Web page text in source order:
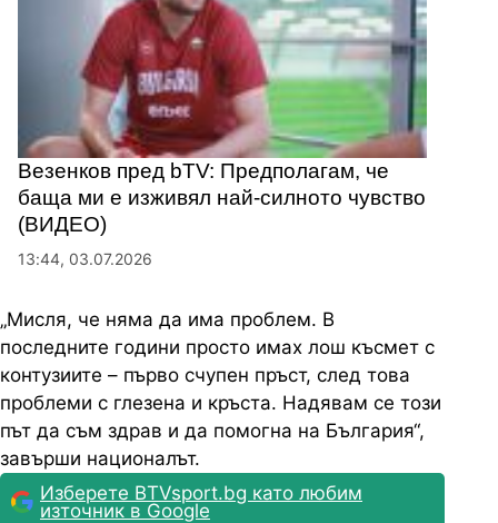
Везенков пред bTV: Предполагам, че
баща ми е изживял най-силното чувство
(ВИДЕО)
13:44, 03.07.2026
„Мисля, че няма да има проблем. В
последните години просто имах лош късмет с
контузиите – първо счупен пръст, след това
проблеми с глезена и кръста. Надявам се този
път да съм здрав и да помогна на България“,
завърши националът.
Изберете BTVsport.bg като любим
източник в Google